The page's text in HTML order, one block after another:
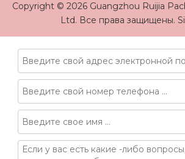
Copyright © 2026 Guangzhou Ruijia
Ltd. Все права защищены.